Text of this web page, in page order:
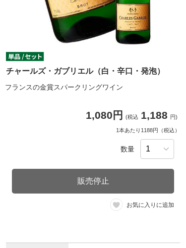
チャールズ・ガブリエル（白・辛口・発泡）
フランスの金賞スパークリングワイン
1,080円 (税込 1,188 円)
1本あたり1188円（税込）
数量
販売停止
お気に入りに追加